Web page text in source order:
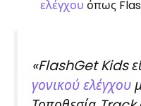
ελέγχου όπως
«FlashGet Kids
γονικού ελέγχου